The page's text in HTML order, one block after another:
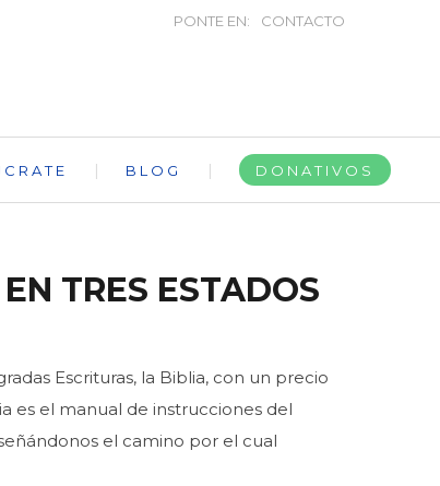
PONTE EN: CONTACTO
BLOG DONATIVOS
TRES ESTADOS
Escrituras, la Biblia, con un precio
es el manual de instrucciones del
el camino por el cual